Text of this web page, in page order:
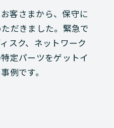
客さまから、保守に
だきました。緊急で
スク、ネットワーク
定パーツをゲットイ
例です。